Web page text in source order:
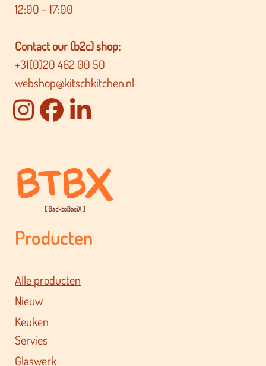
12:00 – 17:00
Contact our (b2c) shop:
+31(0)20 462 00 50
webshop@kitschkitchen.nl
Producten
Alle producten
Nieuw
Keuken
Servies
Glaswerk